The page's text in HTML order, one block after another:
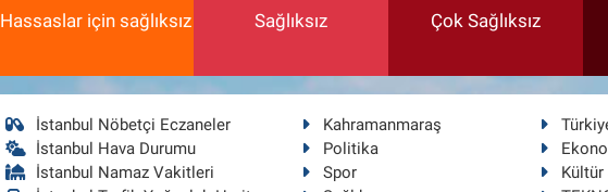
Hassaslar için sağlıksız Sağlıksız Çok Sağlıksız
İstanbul Nöbetçi Eczaneler
İstanbul Hava Durumu
İstanbul Namaz Vakitleri
Kahramanmaraş
Politika
Spor
Kültür